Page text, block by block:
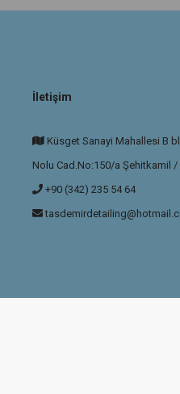
İletişim
Küsget Sanayi Mahallesi B
Nolu Cad.No:150/a Şehitkamil /
+90 (342) 235 54 64